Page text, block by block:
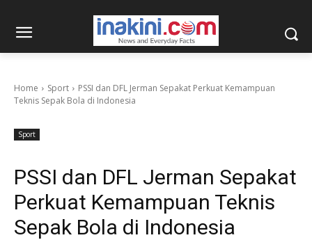
Home Sport
PSSI dan DFL Jerman Sepakat Perkuat Kemampuan
Teknis Sepak Bola di Indonesia
Sport
PSSI dan DFL Jerman Sepakat
Perkuat Kemampuan Teknis
Sepak Bola di Indonesia